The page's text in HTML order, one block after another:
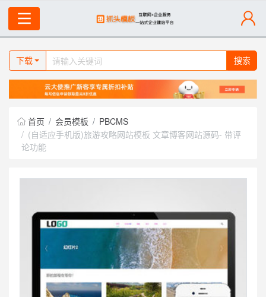
下载 搜索
首页 会员模板
PBCMS
(自适应手机版)旅游攻略网站模板 文章博客网站源码- 带评
论功能